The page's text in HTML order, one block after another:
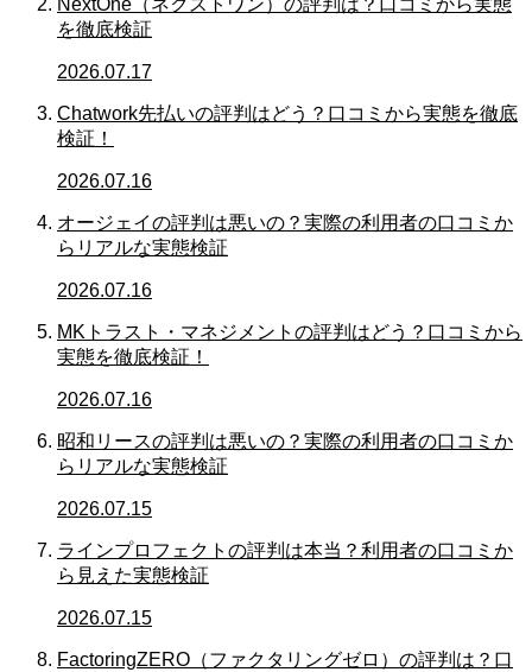
NextOne（ネクストワン）の評判は？口コミから実態
を徹底検証
2026.07.17
Chatwork先払いの評判はどう？口コミから実態を徹底
検証！
2026.07.16
オージェイの評判は悪いの？実際の利用者の口コミか
らリアルな実態検証
2026.07.16
MKトラスト・マネジメントの評判はどう？口コミから
実態を徹底検証！
2026.07.16
昭和リースの評判は悪いの？実際の利用者の口コミか
らリアルな実態検証
2026.07.15
ラインプロフェクトの評判は本当？利用者の口コミか
ら見えた実態検証
2026.07.15
FactoringZERO（ファクタリングゼロ）の評判は？口